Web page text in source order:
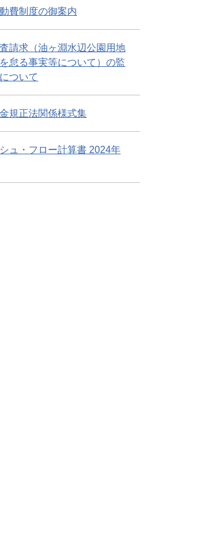
費制度の御案内
請求（油ヶ淵水辺公園用地
怠る事実等について）の監
ついて
規正法関係様式集
ュ・フロー計算書 2024年